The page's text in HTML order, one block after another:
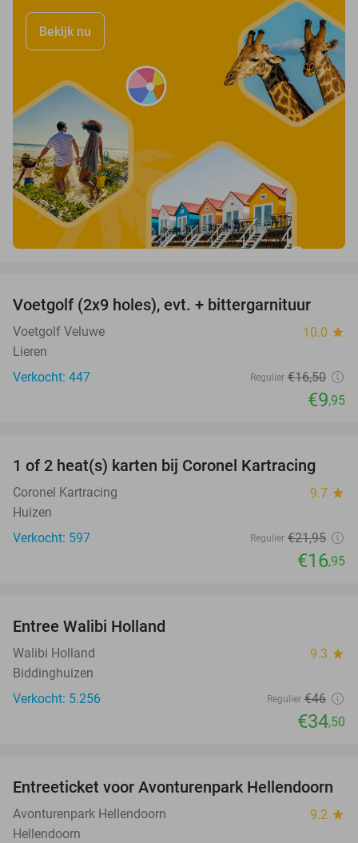
Bekijk nu
40%
Voetgolf (2x9 holes), evt. + bittergarnituur
Voetgolf Veluwe 10.0 star
Lieren
Verkocht: 447
Regulier €16,50
€9,95
23%
1 of 2 heat(s) karten bij Coronel Kartracing
Coronel Kartracing 9.7 star
Huizen
Verkocht: 597
Regulier €21,95
€16,95
Entree Walibi Holland
Walibi Holland 9.3 star
Biddinghuizen
Verkocht: 5.256
Regulier €46
€34,50
41%
Entreeticket voor Avonturenpark Hellendoorn
Avonturenpark Hellendoorn 9.2 star
Hellendoorn